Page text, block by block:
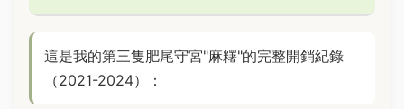
這是我的第三隻肥尾守宮"麻糬"的完整開銷紀錄
（2021-2024）：